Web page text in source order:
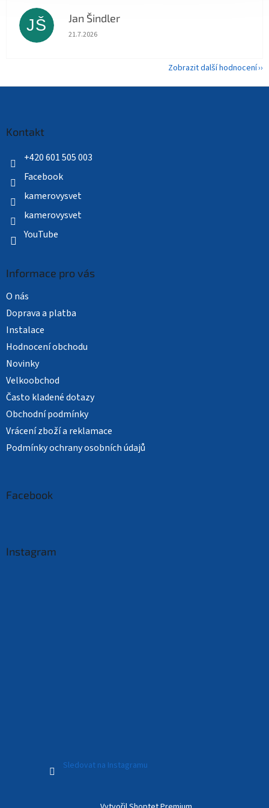
JŠ Jan Šindler
Hodnocení obchodu je 5 z 5 hvězdiček.
21.7.2026
Zobrazit další hodnocení
Kontakt
+420 601 505 003
Facebook
kamerovysvet
kamerovysvet
YouTube
Informace pro vás
O nás
Doprava a platba
Instalace
Hodnocení obchodu
Novinky
Velkoobchod
Často kladené dotazy
Obchodní podmínky
Vrácení zboží a reklamace
Podmínky ochrany osobních údajů
Facebook
Instagram
Sledovat na Instagramu